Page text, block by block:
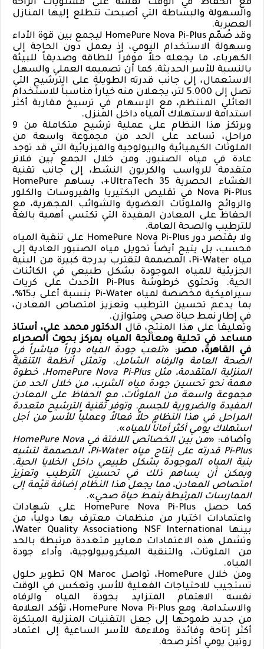
مع الحفاظ في الوقت نفسه على مستويات الراحة
والسهولة والبساطة التي أصبحت تتطلع إليها المنازل
العصرية.
وقد صُمّمHomePure Nova Pi-Plus ليجمع بين قوة الأداء
وسهولة الاستخدام اليومي، إذ يعمل دون الحاجة إلى
الكهرباء، ما يجعله حلاً موفراً للطاقة وصديقاً للبيئة
بالنسبة للأسر الحديثة. كما أن تصميمه العملي والسهل
الاستعمال، إلى جانب قدرته الطويلة على الترشيح التي
تصل إلى 5.000 لتر، يجعلان منه خياراً مناسباً للاستخدام
العائلي المنتظم، مع الإسهام في ترسيخ مقاربة أكثر
استدامة لاستهلاك المياه داخل المنزل.
ويرتكز هذا النظام على عملية ترشيح متكاملة من 9
مراحل، تساعد على الحد من مجموعة واسعة من
الملوثات الكيميائية والبيولوجية والفيزيائية التي قد توجد
عادة في مياه الصنبور. ومن خلال الجمع بين فلاتر
متقدمة للرواسب والكربون النشط، إلى جانب تقنية
الغشاء الحصرية UltraTech 35+، يساهم HomePure
Nova Pi-Plus في تقليص البكتيريا والفيروسات والكلور
والروائح والملوثات العضوية والشوائب المجهرية، مع
الحفاظ على المعادن المفيدة التي تكتسي أهمية بالغة
للترطيب والصحة العامة.
ولا يقتصر دورHomePure Nova Pi-Plus على تنقية المياه
فحسب، بل يتيح أيضاً تحويل مياه الصنبور العادية إلى
مياه Pi-Water، المصممة لتقترب بدرجة كبيرة من البنية
الجزيئية للمياه الموجودة بشكل طبيعي في الكائنات
الحية. وتحتوي خرطوشة Pi-Plus
الأحدث على كريات
سيراميكية مخصصة لمياهPi-Water
بنسبة أعلى بـ15%،
بما يدعم تحسين الترطيب وتعزيز امتصاص المعادن،
في إطار نمط حياة صحي ومتوازن.
وتعليقاً على هذا المنتج، قال الدكتور محمد علي، أستاذ
مساعد في تحلية ومعالجة المياه بمركز بحوث الصحراء
في القاهرة، مصر: «تلعب جودة المياه دوراً مباشراً في
الصحة العامة والرفاه الشامل. وتمثل أنظمة التنقية
المنزلية المتقدمة، مثلHomePure Nova Pi-Plus، خطوة
مهمة نحو تحسين جودة مياه الشرب، من خلال الحد من
مجموعة واسعة من الملوثات، مع الحفاظ على المعادن
المفيدة والضرورية للجسم. وتوفر تقنية الترشيح متعددة
المراحل في هذا النظام حلاً فعالاً وعملياً للأسر من أجل
استهلاك يومي أكثر أماناً للمياه».
وأضاف: «من بين الخصائص اللافتة في HomePure Nova
Pi-Plus قدرته على إنتاج مياهPi-Water، المصممة لتشبه
بنية المياه الموجودة بشكل طبيعي داخل الخلايا الحية.
ويمكن أن يساهم ذلك في تحسين الترطيب وتعزيز
امتصاص المعادن، مما يجعل هذا النظام إضافة قيّمة إلى
الممارسات المرتبطة بنمط حياة صحي».
كما حصل HomePure Nova Pi-Plus
على شهادات
واعتمادات اختبار من منظمات معترف بها دولياً، من
بينها NSF International وWater Quality Association،
وتشمل هذه الاعتمادات معايير متعددة مرتبطة بالحد
من الملوثات، والتنقية الميكروبيولوجية، وأداء جودة
المياه.
ومن خلال HomePure، تواصل QN Maroc تطوير حلول
تستجيب للاحتياجات الفعلية للأسر، وتعكس في الوقت
نفسه الاهتمام المتزايد بجودة المياه والرفاه
والاستدامة. ومعHomePure Nova Pi-Plus، تؤكد العلامة
من جديد طموحها إلى جعل التقنيات المنزلية المبتكرة
أكثر إتاحة وفائدة وملاءمة للأسر الساعية إلى اعتماد
روتين يومي أكثر صحة.